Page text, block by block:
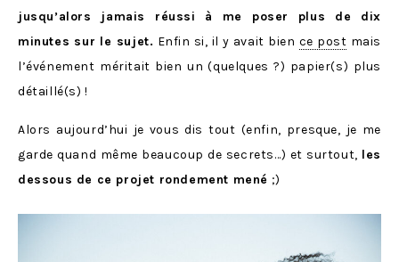
jusqu’alors jamais réussi à me poser plus de dix
minutes sur le sujet. Enfin si, il y avait bien ce post mais
l’événement méritait bien un (quelques ?) papier(s) plus
détaillé(s) !
Alors aujourd’hui je vous dis tout (enfin, presque, je me
garde quand même beaucoup de secrets…) et surtout, les
dessous de ce projet rondement mené ;)